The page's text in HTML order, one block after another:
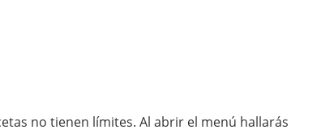
no tienen límites. Al abrir el menú hallarás